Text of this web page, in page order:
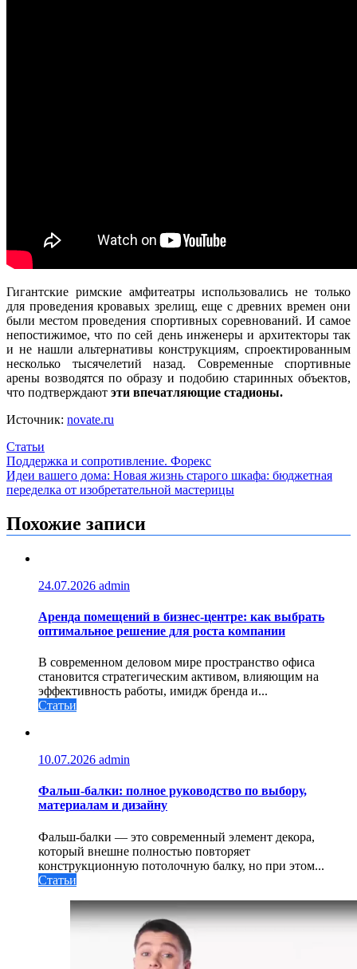
Гигантские римские амфитеатры использовались не только
для проведения кровавых зрелищ, еще с древних времен они
были местом проведения спортивных соревнований. И самое
непостижимое, что по сей день инженеры и архитекторы так
и не нашли альтернативы конструкциям, спроектированным
несколько тысячелетий назад. Современные спортивные
арены возводятся по образу и подобию старинных объектов,
что подтверждают эти впечатляющие стадионы.
Источник: novate.ru
Статьи
Навигация
по
Поддержка и сопротивление. Форекс
Идеи вашего дома: Новая жизнь старого шкафа: бюджетная
переделка от изобретательной мастерицы
Похожие записи
24.07.2026 admin
Аренда помещений в бизнес‑центре: как выбрать
оптимальное решение для роста компании
В современном деловом мире пространство офиса
становится стратегическим активом, влияющим на
эффективность работы, имидж бренда и...
Статьи
10.07.2026 admin
Фальш-балки: полное руководство по выбору,
материалам и дизайну
Фальш-балки — это современный элемент декора,
который внешне полностью повторяет
конструкционную потолочную балку, но при этом...
Статьи